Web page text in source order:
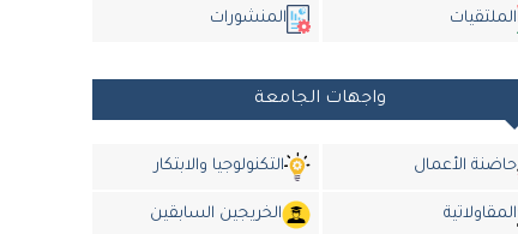
الملتقيات المنشورات
واجهات الجامعة
حاضنة الأعمال التكنولوجيا والابتكار
المقاولاتية الخريجين السابقين